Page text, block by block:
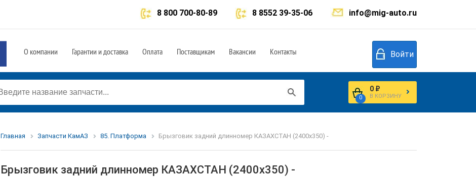
info@mig-auto.ru
8 8552 39-35-06
8 800 700-80-89
О компании Гарантии и доставка Оплата Поставщикам Вакансии Контакты Войти
0
0 ₽
В КОРЗИНУ
Главная Запчасти КамАЗ 85. Платформа Брызговик задний длинномер КАЗАХСТАН (2400х350) -
Брызговик задний длинномер КАЗАХСТАН (2400х350) -